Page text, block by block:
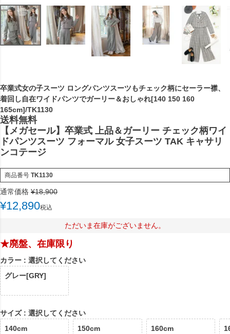
卒業式女の子スーツ ロングパンツスーツもチェック柄にセーラー襟、
着回し自在ワイドパンツでガーリー＆おしゃれ[140 150 160
165cm]/TK1130
送料無料
【メガセール】卒業式 上品＆ガーリー チェック柄ワイ
ドパンツスーツ フォーマル 女子スーツ TAK キャサリ
ンコテージ
商品番号 TK1130
通常価格 ¥18,900
¥12,890税込
ただいま在庫がございません。
★廃盤、在庫限り
カラー
選択してください
グレー[GRY]
サイズ
選択してください
140cm
150cm 160cm